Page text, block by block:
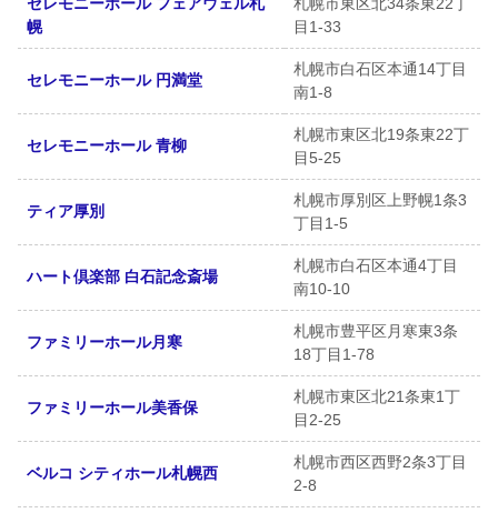
セレモニーホール フェアウェル札
幌
札幌市東区北34条東22丁
目1-33
セレモニーホール 円満堂
札幌市白石区本通14丁目
南1-8
セレモニーホール 青柳
札幌市東区北19条東22丁
目5-25
ティア厚別
札幌市厚別区上野幌1条3
丁目1-5
ハート倶楽部 白石記念斎場
札幌市白石区本通4丁目
南10-10
ファミリーホール月寒
札幌市豊平区月寒東3条
18丁目1-78
ファミリーホール美香保
札幌市東区北21条東1丁
目2-25
ベルコ シティホール札幌西
札幌市西区西野2条3丁目
2-8